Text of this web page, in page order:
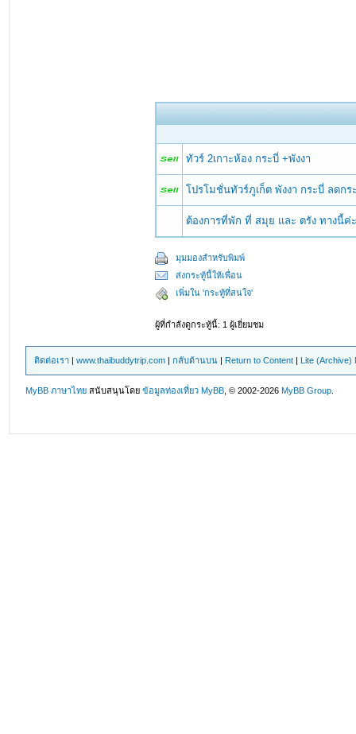
ทัวร์ 2เกาะห้อง กระบี่ +พังงา
โปรโมชั่นทัวร์ภูเก็ต พังงา กระบี่ ลดกร
ต้องการที่พัก ที่ สมุย และ ตรัง ทางนี้ค่
มุมมองสำหรับพิมพ์
ส่งกระทู้นี้ให้เพื่อน
เพิ่มใน 'กระทู้ที่สนใจ'
ผู้ที่กำลังดูกระทู้นี้: 1 ผู้เยี่ยมชม
ติดต่อเรา |www.thaibuddytrip.com |กลับด้านบน | Return to Content | Lite (Archive)
MyBB ภาษาไทย สนับสนุนโดยข้อมูลท่องเที่ยว MyBB , © 2002-2026MyBB Group